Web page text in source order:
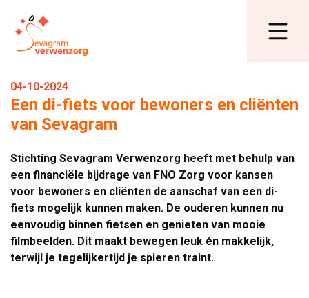
04-10-2024
Een di-fiets voor bewoners en cliënten
van Sevagram
Stichting Sevagram Verwenzorg heeft met behulp van
een financiële bijdrage van FNO Zorg voor kansen
voor bewoners en cliënten de aanschaf van een di-
fiets mogelijk kunnen maken. De ouderen kunnen nu
eenvoudig binnen fietsen en genieten van mooie
filmbeelden. Dit maakt bewegen leuk én makkelijk,
terwijl je tegelijkertijd je spieren traint.